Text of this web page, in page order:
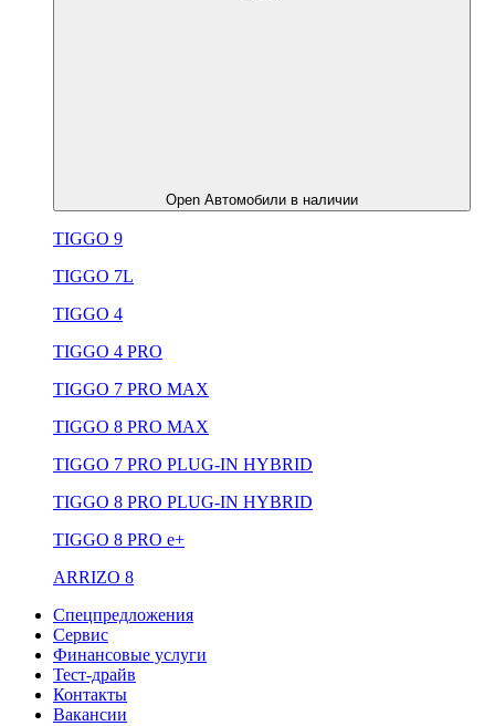
Open Автомобили в наличии
TIGGO 9
TIGGO 7L
TIGGO 4
TIGGO 4 PRO
TIGGO 7 PRO MAX
TIGGO 8 PRO MAX
TIGGO 7 PRO PLUG-IN HYBRID
TIGGO 8 PRO PLUG-IN HYBRID
TIGGO 8 PRO е+
ARRIZO 8
Спецпредложения
Сервис
Финансовые услуги
Тест-драйв
Контакты
Вакансии